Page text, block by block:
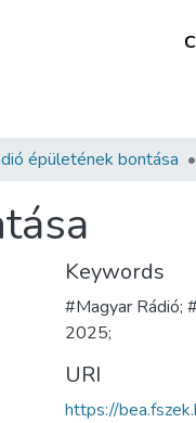
épületének bontása
Keywords
#Magyar Rádió;
2025;
URI
https://